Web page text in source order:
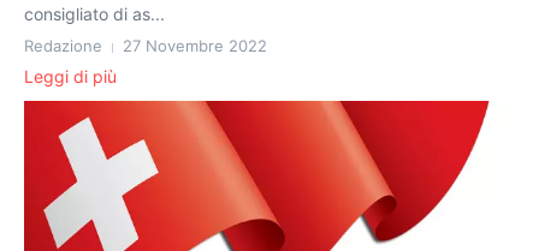
consigliato di as...
Redazione 27 Novembre 2022
Leggi di più